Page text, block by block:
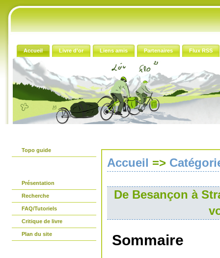
Accueil Livre d'or Liens amis Partenaires Flux RSS
Topo guide
Présentation
Recherche
FAQ/Tutoriels
Critique de livre
Plan du site
Accueil =>
De Besançon à
Sommaire